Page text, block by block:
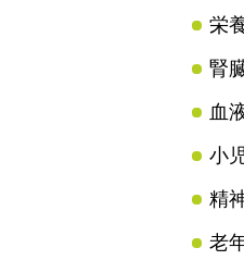
栄
腎
血
小
精
老